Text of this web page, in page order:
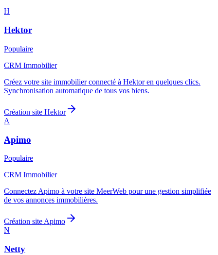
H
Hektor
Populaire
CRM Immobilier
Créez votre site immobilier connecté à Hektor en quelques clics.
Synchronisation automatique de tous vos biens.
Création site Hektor
A
Apimo
Populaire
CRM Immobilier
Connectez Apimo à votre site MeerWeb pour une gestion simplifiée
de vos annonces immobilières.
Création site Apimo
N
Netty